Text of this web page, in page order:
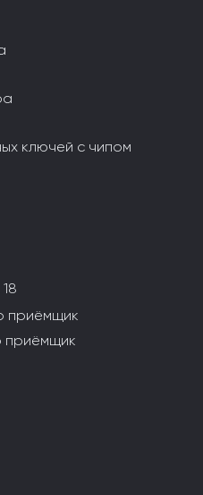
приёмщик
приёмщик
ключей с чипом